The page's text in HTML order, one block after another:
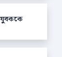
যুবককে